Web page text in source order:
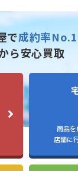
で成約率No.1
ら安心買取
商品を
店舗に